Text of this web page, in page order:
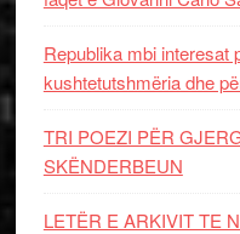
Republika mbi interesat
kushtetutshmëria dhe
TRI POEZI PËR
SKËNDERBEUN
LETËR E ARKIVIT TE